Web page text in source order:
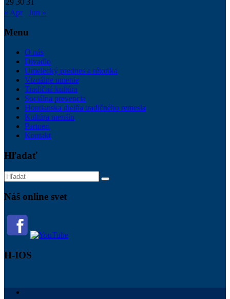
« Apr
Jun »
Menu
O nás
Divadlo
Umelecký prednes a rétorika
Vizuálne umenie
Tradičná kultúra
Sociálna prevencia
Hontianska dielňa tradičného remesla
Kultúra menšín
Partneri
Kontakt
Hľadať
Náš online svet
H-IOS